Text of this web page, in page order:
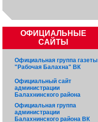
ОФИЦИАЛЬНЫЕ
САЙТЫ
Официальная группа газеты
"Рабочая Балахна" ВК
Официальный сайт
администрации
Балахнинского района
Официальная группа
администрации
Балахнинского района ВК